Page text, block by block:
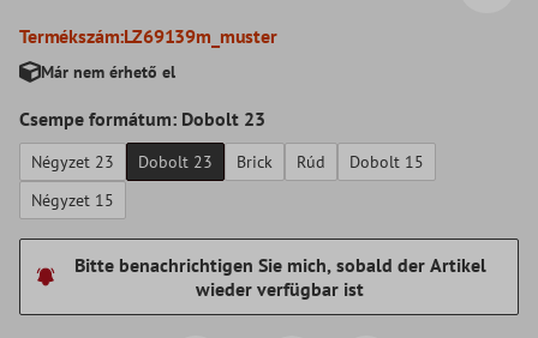
Termékszám:LZ69139m_muster
Már nem érhető el
Csempe formátum: Dobolt 23
Négyzet 23 Dobolt 23 Brick Rúd
Dobolt 15
Négyzet 15
Bitte benachrichtigen Sie mich, sobald der Artikel
wieder verfügbar ist